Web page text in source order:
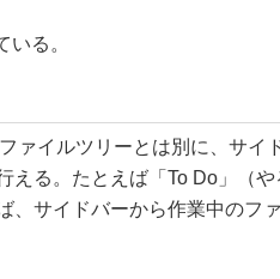
る。
ァイルツリーとは別に、サイ
える。たとえば「To Do」（や
、サイドバーから作業中のフ